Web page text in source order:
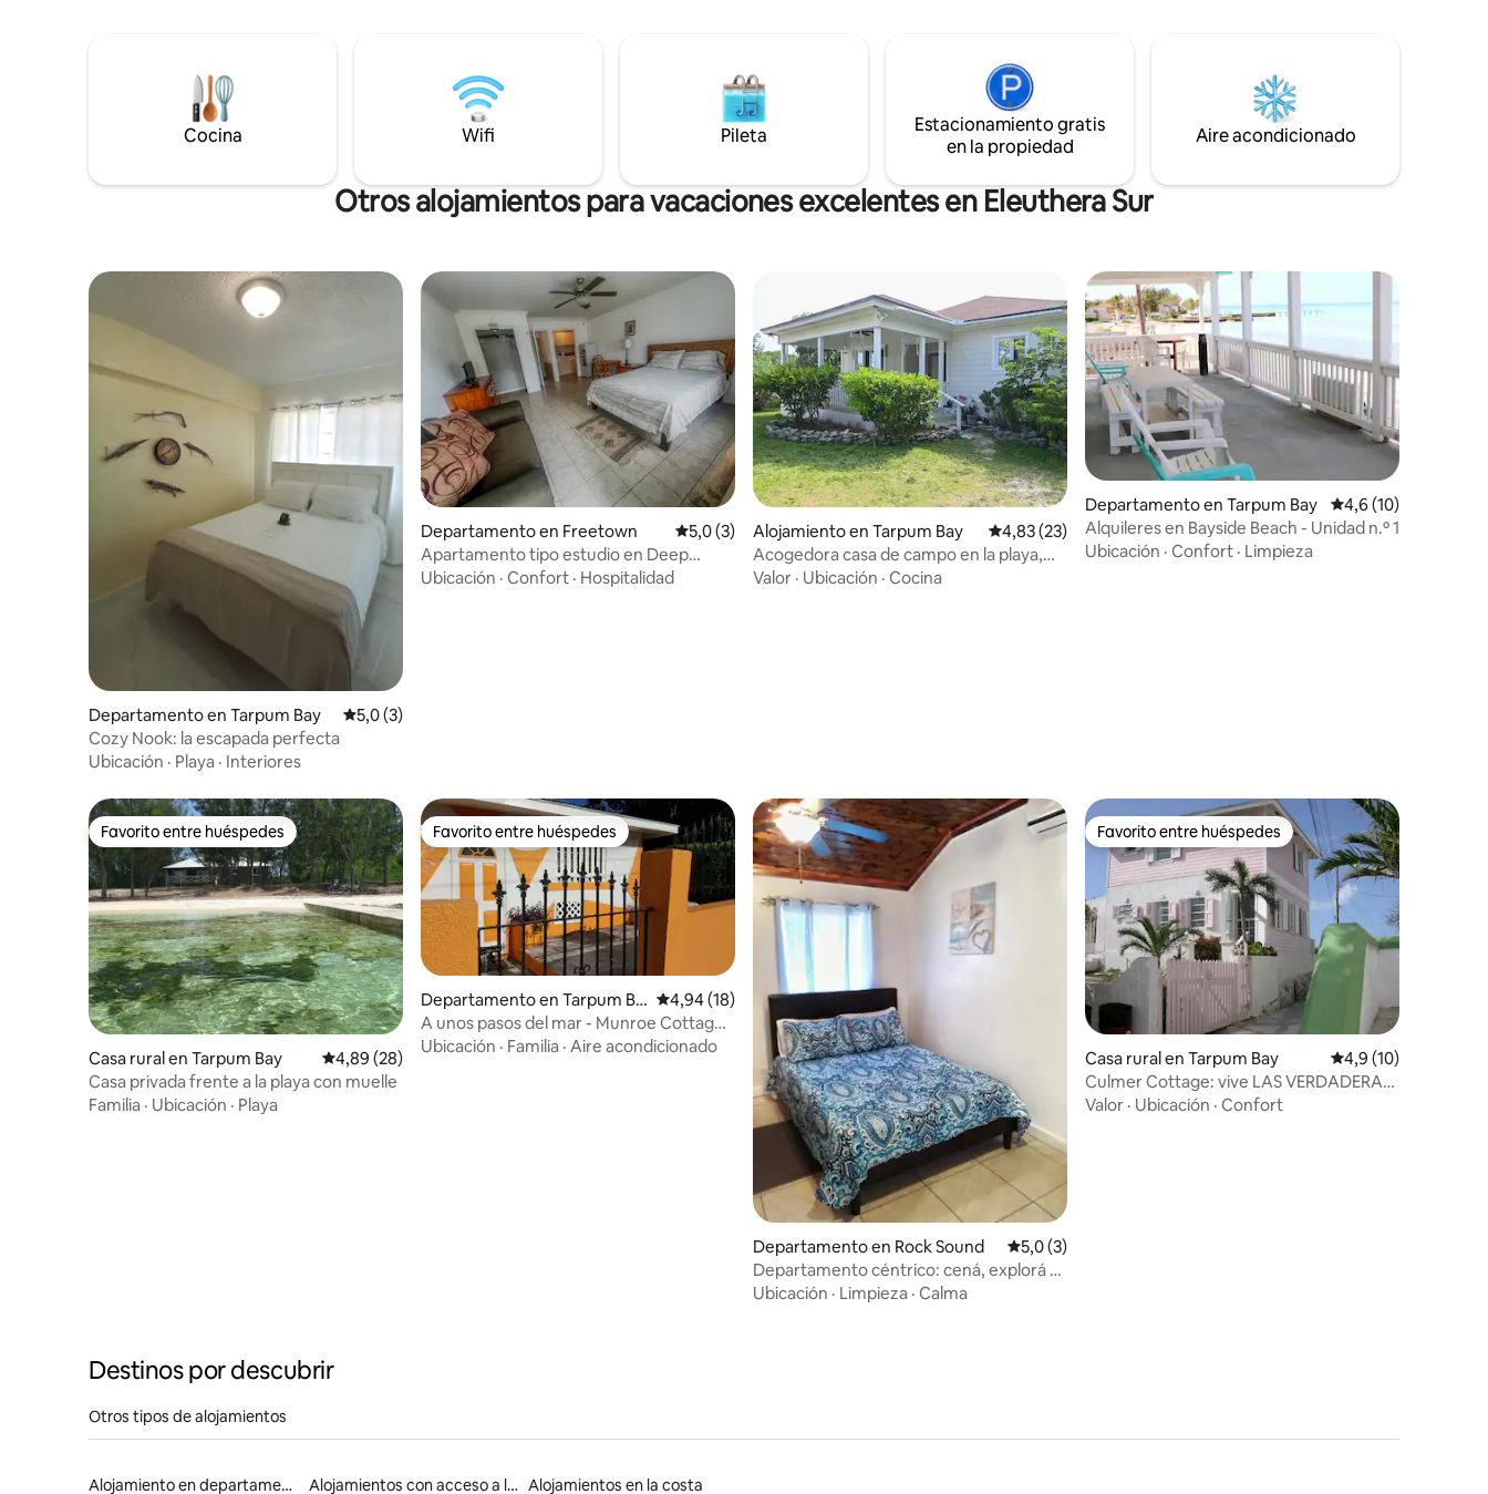
juegos, televisores grandes, red de malla
Starlink (wifi), etc. Pero... estás aquí. ¡Es
hora de relajarte! Chef privado, auto de
alquiler y muchos otros servicios
deportes acuáticos, los paseos por la
naturaleza o la pesca de cangrejos? ¡Hay
muchas atracciones y actividades en
Eleuthera! ¡Ven a alojarte con nosotros
Desconéctate del ajetreo, disfruta del
tiempo de la isla y crea recuerdos
preciados. Vive el auténtico encanto
Eleuthera, donde la simplicidad se
encuentra con el paraíso. Tus vacaciones
privada con vistas al puerto, perfecta
para tomar el sol, disfrutar de la puesta
de sol al atardecer o darse un chapuzón
durante la marea alta
Cocina Wifi Pileta
Estacionamiento gratis
en la propiedad
Aire acondicionado
Otros alojamientos para vacaciones excelentes en Eleuthera Sur
Departamento en Tarpum Bay Calificación promedio: 5,0 de 5. 3 evaluaciones
5,0 (3)
Cozy Nook: la escapada perfecta
Ubicación · Playa · Interiores
Departamento en Freetown Calificación promedio: 5,0 de 5. 3 evaluaciones
5,0 (3)
Apartamento tipo estudio en Deep
Creek n.º 4
Ubicación · Confort · Hospitalidad
Alojamiento en Tarpum Bay Calificación promedio: 4,83 de 5. 23 evaluaciones
4,83 (23)
Acogedora casa de campo en la playa,
Vistas privadas a la costa y al mar
Valor · Ubicación · Cocina
Departamento en Tarpum Bay Calificación
4,6 (10)
Alquileres en Bayside Beach - Unidad n.º 1
Ubicación · Confort · Limpieza
Favorito entre huéspedes
Favorito entre huéspedes
Casa rural en Tarpum Bay Calificación promedio: 4,89 de 5. 28 evaluaciones
4,89 (28)
Casa privada frente a la playa con muelle
Familia · Ubicación · Playa
Favorito entre huéspedes
Favorito entre huéspedes
Departamento en Tarpum Ba
y
Calificación promedio: 4,94 de 5. 18 evaluaciones
4,94 (18)
A unos pasos del mar - Munroe Cottages
Apt 1
Ubicación · Familia · Aire acondicionado
Departamento en Rock Sound Calificación promedio: 5,0 de 5. 3 evaluaciones
5,0 (3)
Departamento céntrico: cená, explorá y
relajate
Ubicación · Limpieza · Calma
Favorito entre huéspedes
Favorito entre huéspedes
Casa rural en Tarpum Bay Calificación
4,9 (10)
Culmer Cottage: vive LAS VERDADERAS
BAHAMAS
Valor · Ubicación · Confort
Destinos por descubrir
Otros tipos de alojamientos
Alojamiento en departamentos Alojamientos con acceso a la playa Alojamientos en la costa